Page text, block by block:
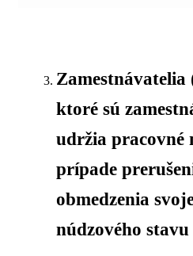
ktoré sú
udržia pracovné
prípade
obmedzenia
núdzového